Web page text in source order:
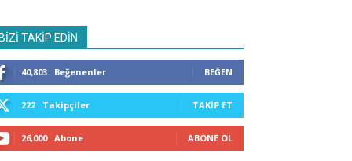
TAKİP EDİN
40,803 Beğenenler BEĞEN
222 Takipçiler TAKIP ET
26,000 Abone ABONE OL